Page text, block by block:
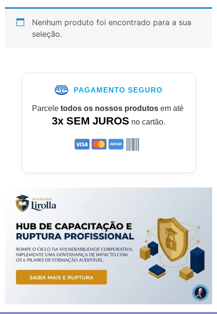
Nenhum produto foi encontrado para a sua
seleção.
PAGAMENTO SEGURO
Parcele todos os nossos produtosem até
3x SEM JUROS no cartão.